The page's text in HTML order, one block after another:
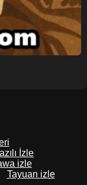
İzle
izle
Tayuan izle